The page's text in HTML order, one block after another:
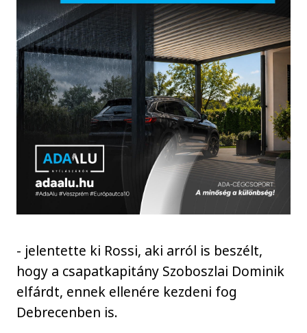
- jelentette ki Rossi, aki arról is beszélt,
hogy a csapatkapitány Szoboszlai Dominik
elfárdt, ennek ellenére kezdeni fog
Debrecenben is.